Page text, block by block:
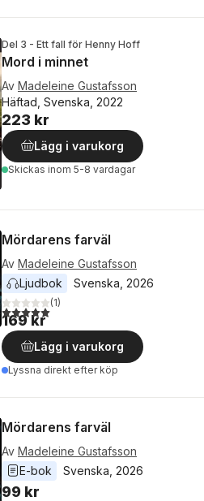
Del 3 - Ett fall för Henny Hoff
Mord i minnet
Av Madeleine Gustafsson
Häftad, Svenska, 2022
223 kr
Lägg i varukorg
Skickas inom 5-8 vardagar
Mördarens farväl
Av Madeleine Gustafsson
Ljudbok
Svenska 2026
5,0utav 5 stjärnor. Totalt antal röster:
(1)
169 kr
Lägg i varukorg
Lyssna direkt efter köp
Mördarens farväl
Av Madeleine Gustafsson
E-bok
Svenska 2026
99 kr